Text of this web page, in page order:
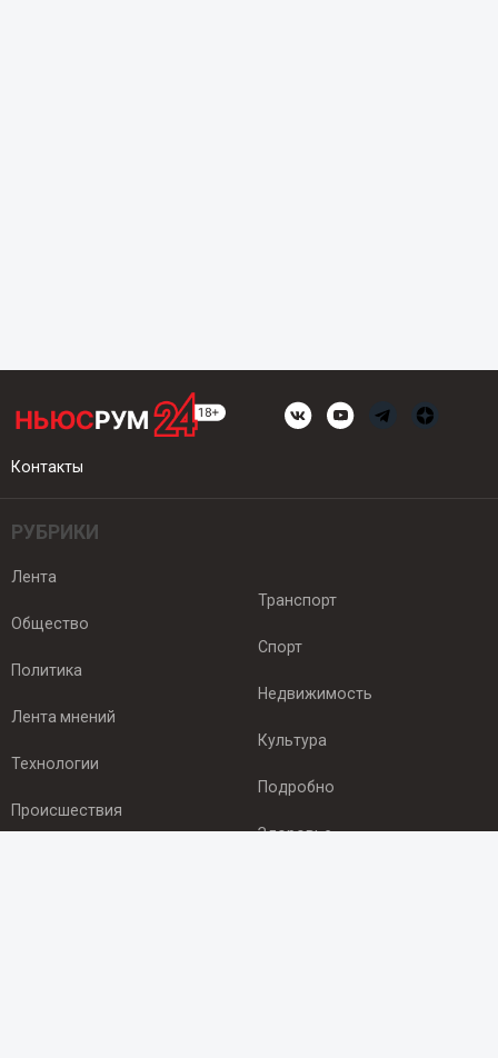
Контакты
РУБРИКИ
Лента
Общество
Политика
Лента мнений
Технологии
Происшествия
Транспорт
Спорт
Недвижимость
Культура
Подробно
Здоровье